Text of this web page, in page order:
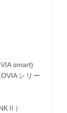
smart)
シリー
）